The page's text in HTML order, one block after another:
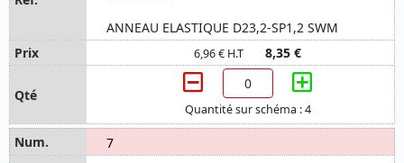
ANNEAU ELASTIQUE D23,2-SP1,2 SWM
6,96 € H.T 8,35 €
Quantité sur schéma : 4
7